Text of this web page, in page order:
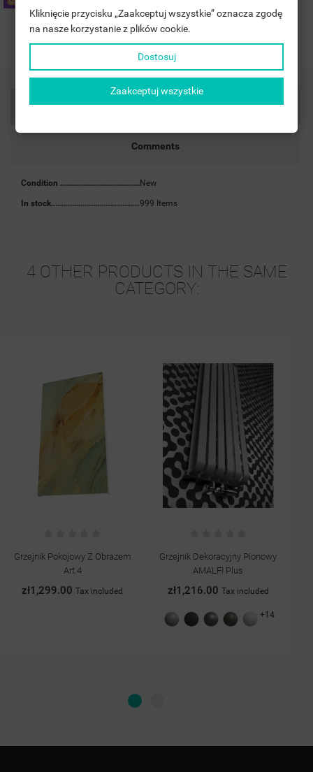
Zasady zwrotu
Product Details
Comments
Condition New
In stock 999 Items
4 OTHER PRODUCTS IN THE SAME
CATEGORY:
Grzejnik Dekoracyjny Pionowy
AMALFI Plus
zł1,216.00 Tax included
Bateria Wannowa Złoto Simplon
Omnires
zł1,009.00 Tax included
((CANCELTEXT))
((CANCELTEXT)) ((LOGINTEXT))
Kliknięcie przycisku „Zaakceptuj wszystkie” oznacza zgodę
na nasze korzystanie z plików cookie.
Dostosuj
Zaakceptuj wszystkie